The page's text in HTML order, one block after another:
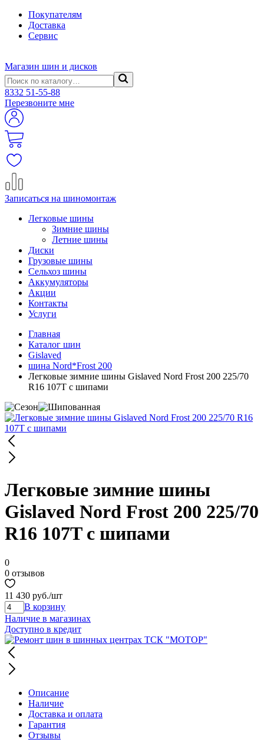
Покупателям
Доставка
Сервис
Магазин шин и дисков
8332 51-55-88
Перезвоните мне
Записаться на шиномонтаж
Легковые шины
Зимние шины
Летние шины
Диски
Грузовые шины
Сельхоз шины
Аккумуляторы
Акции
Контакты
Услуги
Главная
Каталог шин
Gislaved
шина Nord*Frost 200
Легковые зимние шины Gislaved Nord Frost 200 225/70
R16 107T с шипами
Легковые зимние шины
Gislaved Nord Frost 200 225/70
R16 107T с шипами
0
0 отзывов
11 430 руб./шт
В корзину
Наличие в магазинах
Доступно в кредит
Описание
Наличие
Доставка и оплата
Гарантия
Отзывы